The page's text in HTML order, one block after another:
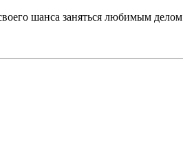
шанса заняться любимым